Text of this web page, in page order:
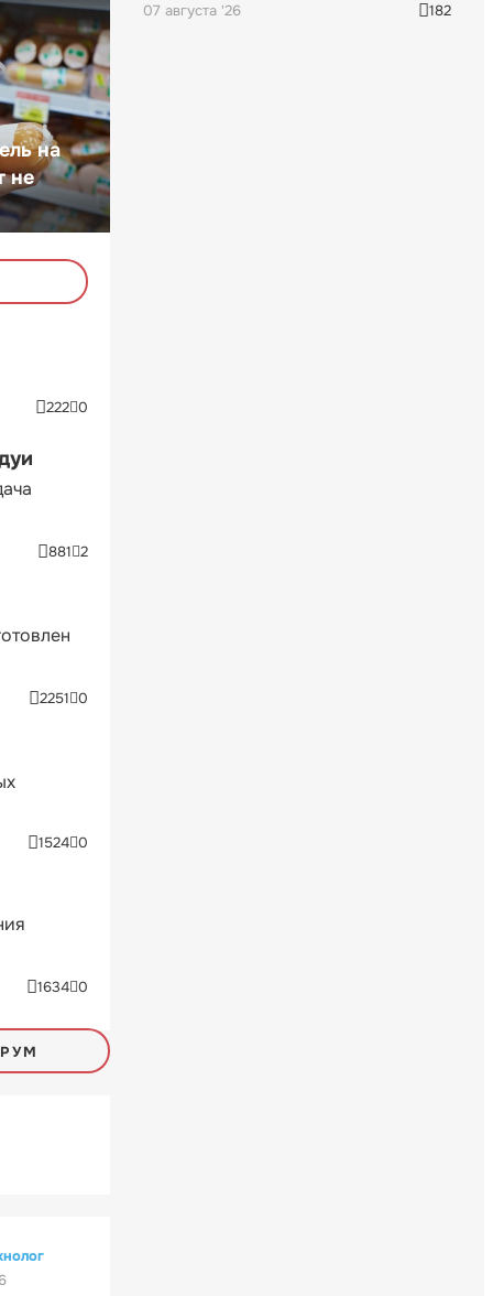
на
не
222 0
881 2
2251 0
1524 0
1634 0
07 августа '26 182